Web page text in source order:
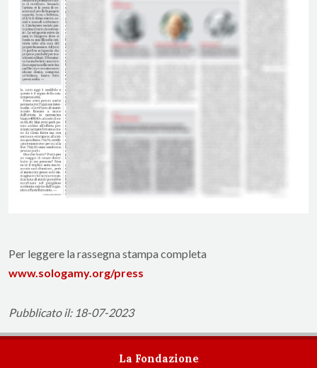
Per leggere la rassegna stampa completa
www.sologamy.org/press
Pubblicato il: 18-07-2023
La Fondazione